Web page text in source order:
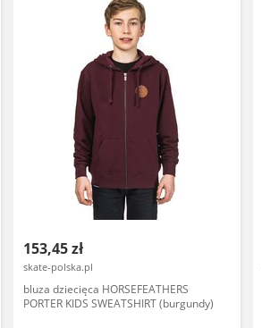
153,45 zł
skate-polska.pl
bluza dziecięca HORSEFEATHERS
PORTER KIDS SWEATSHIRT (burgundy)